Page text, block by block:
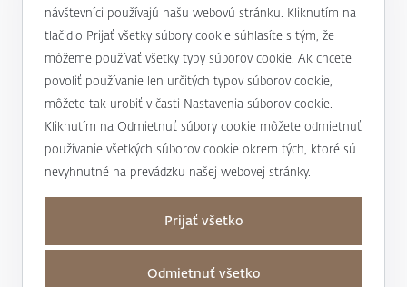
J&T BANKA
Kto sme
Magazín Magnus
Podporujeme
Užitočné informácie
Úrokové sadzby a poplatky
Bankové produkty a služby
Transakčná daň
Kontakty
návštevníci používajú našu webovú stránku. Kliknutím na
tlačidlo Prijať všetky súbory cookie súhlasíte s tým, že
môžeme používať všetky typy súborov cookie. Ak chcete
povoliť používanie len určitých typov súborov cookie,
môžete tak urobiť v časti Nastavenia súborov cookie.
Kliknutím na Odmietnuť súbory cookie môžete odmietnuť
používanie všetkých súborov cookie okrem tých, ktoré sú
nevyhnutné na prevádzku našej webovej stránky.
Prijať všetko
Odmietnuť všetko